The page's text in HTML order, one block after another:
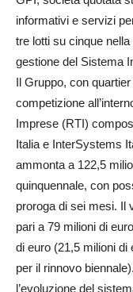
informativi e servizi
tre lotti su cinque
gestione del Sistema
Il Gruppo, con
competizione
Imprese (RTI)
Italia e InterSystems
ammonta a 122,5
quinquennale, con
proroga di sei mesi. Il
pari a 79 milioni di
di euro (21,5 milioni di
per il rinnovo
l’evoluzione del